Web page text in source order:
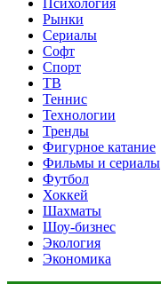
Рынки
Сериалы
Софт
Спорт
ТВ
Теннис
Технологии
Тренды
Фигурное катание
Фильмы и сериалы
Футбол
Хоккей
Шахматы
Шоу-бизнес
Экология
Экономика